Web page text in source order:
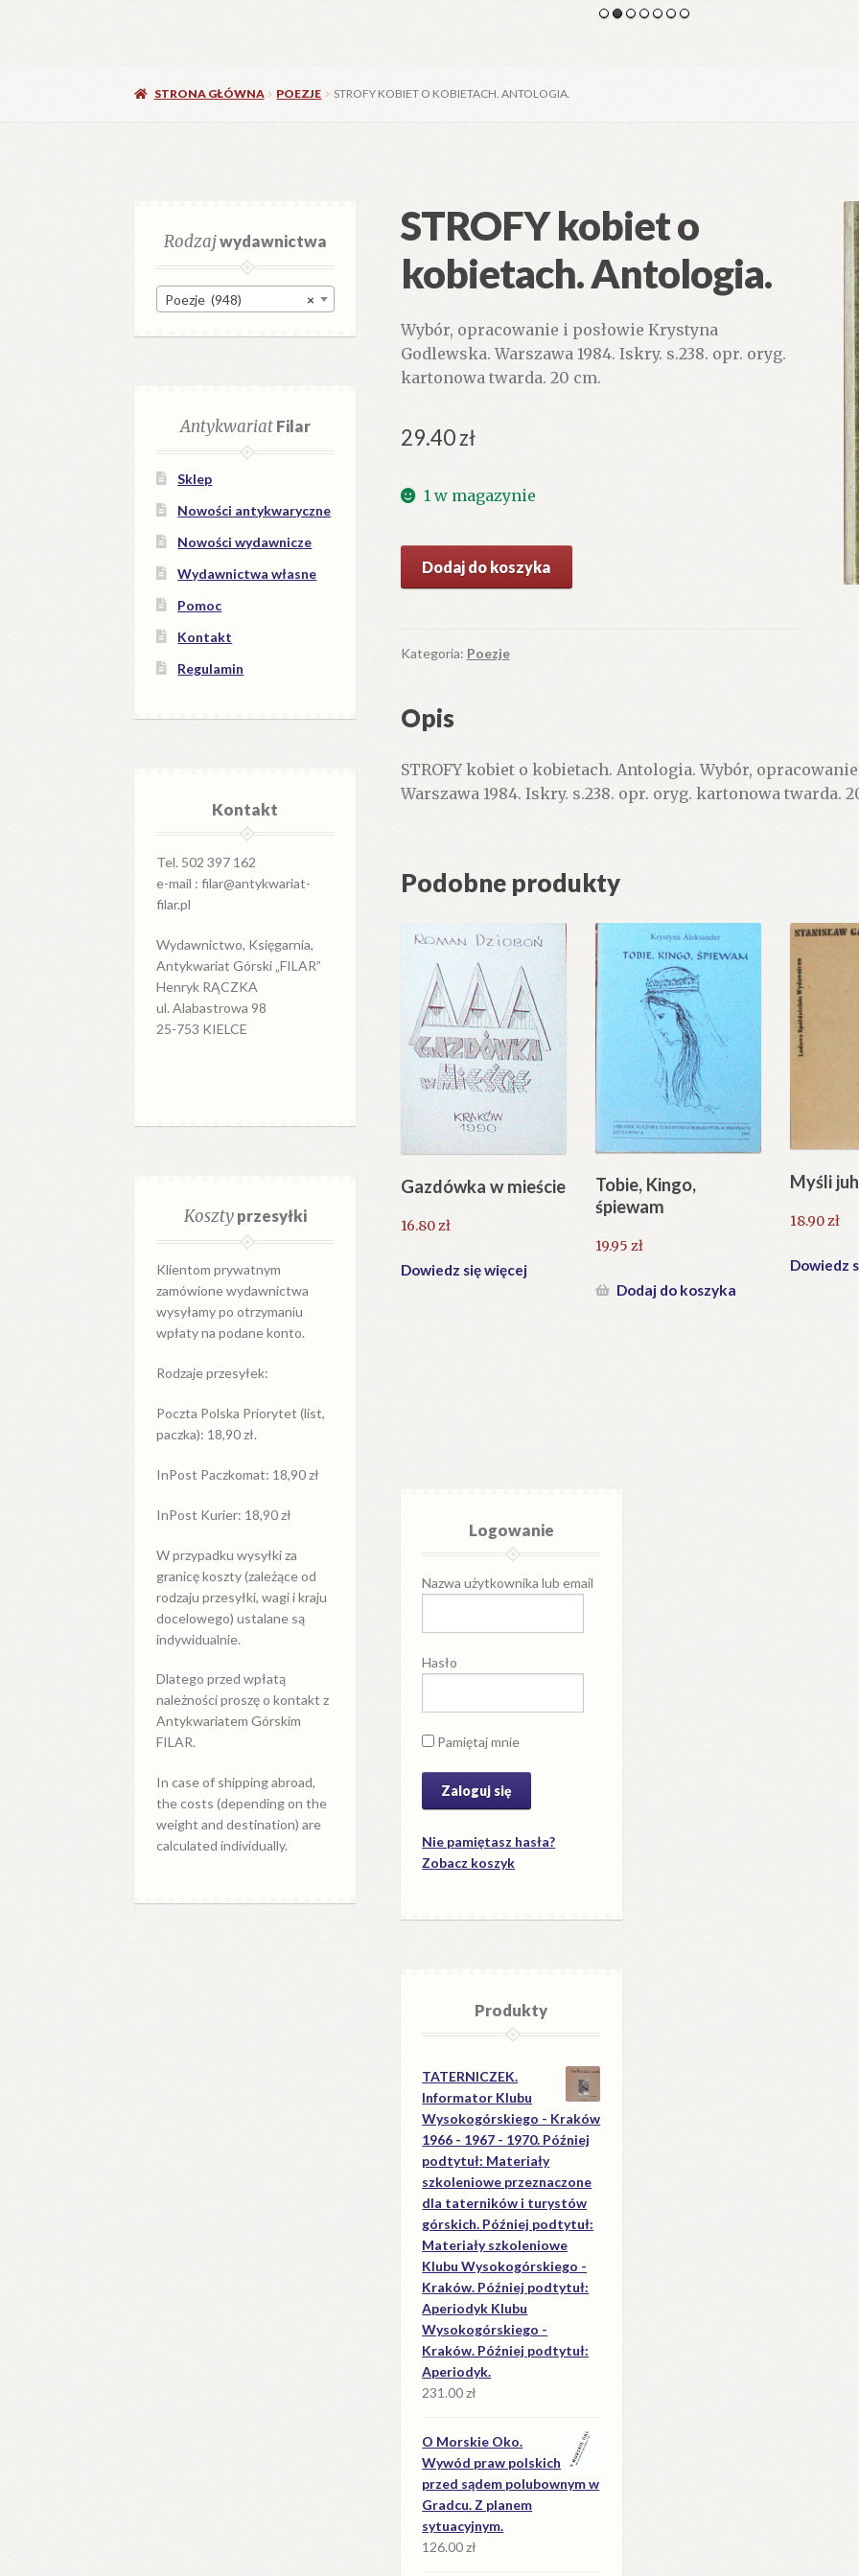
STRONA GŁÓWNA POEZJE STROFY KOBIET O KOBIETACH. ANTOLOGIA.
STROFY kobiet o
kobietach. Antologia.
Wybór, opracowanie i posłowie Krystyna
Godlewska. Warszawa 1984. Iskry. s.238. opr. oryg.
kartonowa twarda. 20 cm.
29.40zł
1 w magazynie
STROFY
o
kobietach.
Dodaj do koszyka
Kategoria: Poezje
Opis
STROFY kobiet o kobietach. Antologia. Wybór,
Warszawa 1984. Iskry. s.238. opr. oryg. kartonowa twarda.
Podobne produkty
Gazdówka w mieście
16.80zł
Dowiedz się więcej
Tobie, Kingo,
śpiewam
19.95 zł
Dodaj do koszyka
Myśli
18.90zł
Dowiedz
Rodzajwydawnictwa
×
Poezje (948)
AntykwariatFilar
Sklep
Nowości antykwaryczne
Nowości wydawnicze
Wydawnictwa własne
Pomoc
Kontakt
Regulamin
Kontakt
Tel. 502 397 162
e-mail : filar@antykwariat-
filar.pl
Wydawnictwo, Księgarnia,
Antykwariat Górski „FILAR”
Henryk RĄCZKA
ul. Alabastrowa 98
25-753 KIELCE
Kosztyprzesyłki
Klientom prywatnym
zamówione wydawnictwa
wysyłamy po otrzymaniu
wpłaty na podane konto.
Rodzaje przesyłek:
Poczta Polska Priorytet (list,
paczka): 18,90 zł.
InPost Paczkomat: 18,90 zł
InPost Kurier: 18,90 zł
W przypadku wysyłkiza
granicękoszty (zależące od
rodzaju przesyłki, wagi i kraju
docelowego) ustalane są
indywidualnie.
Dlatego przed wpłatą
należności proszę o kontakt z
Antykwariatem Górskim
FILAR.
In case of shipping abroad,
the costs (depending on the
weight and destination) are
calculated individually.
Logowanie
Nazwa użytkownika lub email
Hasło
Pamiętaj mnie
Nie pamiętasz hasła?
Zobacz koszyk
Produkty
TATERNICZEK.
Informator Klubu
Wysokogórskiego - Kraków
1966 - 1967 - 1970. Później
podtytuł: Materiały
szkoleniowe przeznaczone
dla taterników i turystów
górskich. Później podtytuł:
Materiały szkoleniowe
Klubu Wysokogórskiego -
Kraków. Później podtytuł:
Aperiodyk Klubu
Wysokogórskiego -
Kraków. Później podtytuł:
Aperiodyk.
231.00zł
O Morskie Oko.
Wywód praw polskich
przed sądem polubownym w
Gradcu. Z planem
sytuacyjnym.
126.00zł